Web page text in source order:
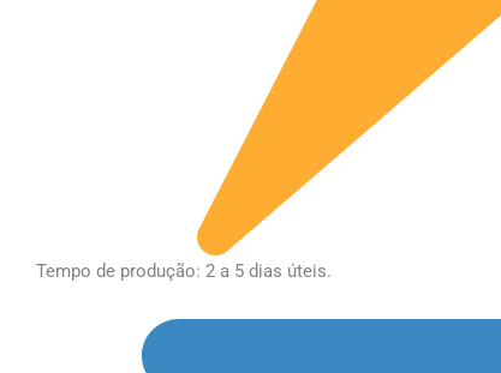
Tempo de produção: 2 a 5 dias úteis.